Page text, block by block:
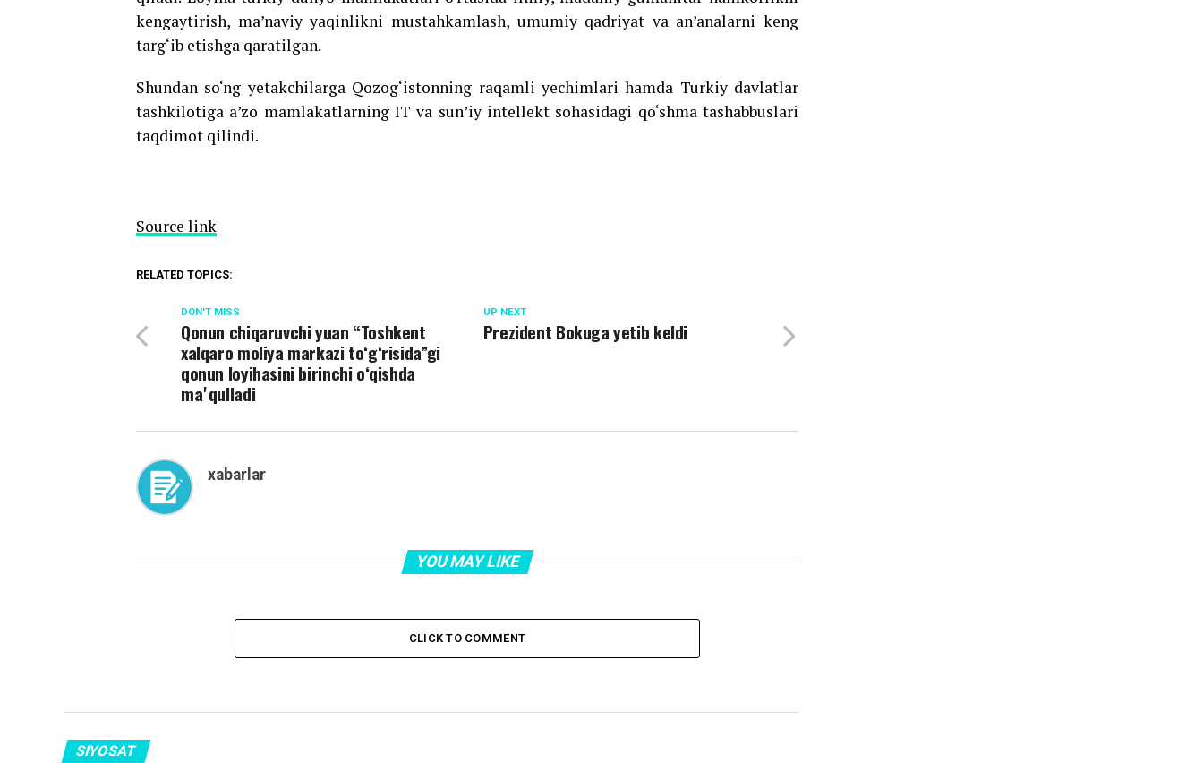
kengaytirish, ma’naviy yaqinlikni mustahkamlash, umumiy qadriyat va an’analarni keng
targ‘ib etishga qaratilgan.
Shundan so‘ng yetakchilarga Qozog‘istonning raqamli yechimlari hamda Turkiy davlatlar
tashkilotiga a’zo mamlakatlarning IT va sun’iy intellekt sohasidagi qo‘shma tashabbuslari
taqdimot qilindi.
Source link
RELATED TOPICS:
UP NEXT
Prezident Bokuga yetib keldi
DON'T MISS
Qonun chiqaruvchi yuan “Toshkent
xalqaro moliya markazi toʻgʻrisida”gi
qonun loyihasini birinchi oʻqishda
maʼqulladi
xabarlar
YOU MAY LIKE
CLICK TO COMMENT
SIYOSAT